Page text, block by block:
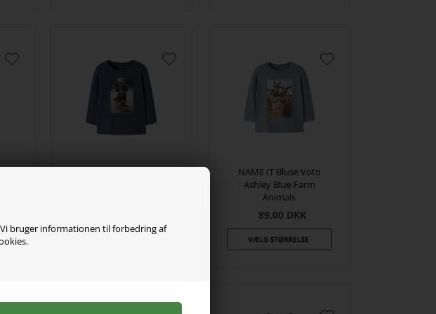
bruger informationen til forbedring af
NAME IT Bluse Voto
Ashley Blue Farm
Animals
89,00 DKK